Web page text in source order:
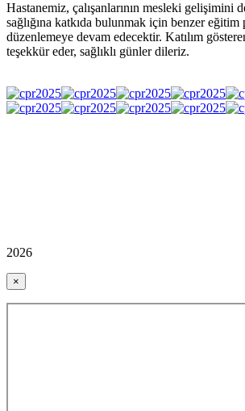
Hastanemiz, çalışanlarının mesleki gelişimini
sağlığına katkıda bulunmak için benzer eğitim
düzenlemeye devam edecektir. Katılım
teşekkür eder, sağlıklı günler dileriz.
2026
×